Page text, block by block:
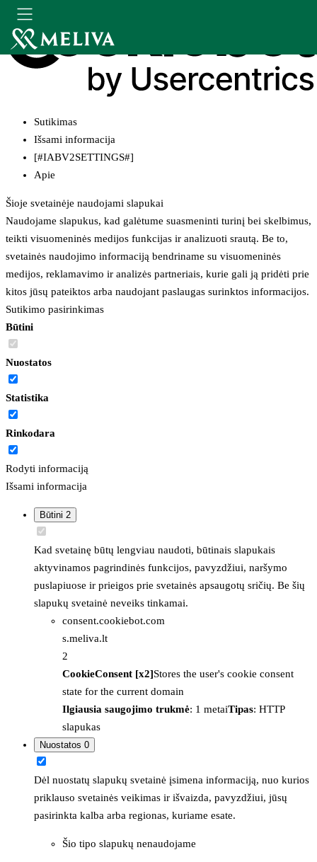
Sutikimas
Išsami informacija
[#IABV2SETTINGS#]
Apie
Šioje svetainėje naudojami slapukai
Naudojame slapukus, kad galėtume suasmeninti turinį bei skelbimus,
teikti visuomeninės medijos funkcijas ir analizuoti srautą. Be to,
svetainės naudojimo informaciją bendriname su visuomeninės
medijos, reklamavimo ir analizės partneriais, kurie gali ją pridėti prie
kitos jūsų pateiktos arba naudojant paslaugas surinktos informacijos.
Sutikimo pasirinkimas
Būtini
Nuostatos
Statistika
Rinkodara
Rodyti informaciją
Išsami informacija
Būtini 2
Kad svetainę būtų lengviau naudoti, būtinais slapukais
aktyvinamos pagrindinės funkcijos, pavyzdžiui, naršymo
puslapiuose ir prieigos prie svetainės apsaugotų sričių. Be šių
slapukų svetainė neveiks tinkamai.
consent.cookiebot.com
s.meliva.lt
2
CookieConsent [x2]Stores the user's cookie consent
state for the current domain
Ilgiausia saugojimo trukmė: 1 metaiTipas: HTTP
slapukas
Nuostatos 0
Dėl nuostatų slapukų svetainė įsimena informaciją, nuo kurios
priklauso svetainės veikimas ir išvaizda, pavyzdžiui, jūsų
pasirinkta kalba arba regionas, kuriame esate.
Šio tipo slapukų nenaudojame